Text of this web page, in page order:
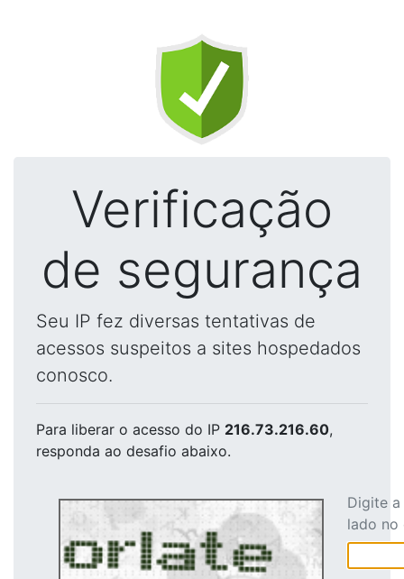
Verificação
de segurança
Seu IP fez diversas tentativas de
acessos suspeitos a sites hospedados
conosco.
Para liberar o acesso do IP 216.73.216.60,
responda ao desafio abaixo.
Digite
lado no